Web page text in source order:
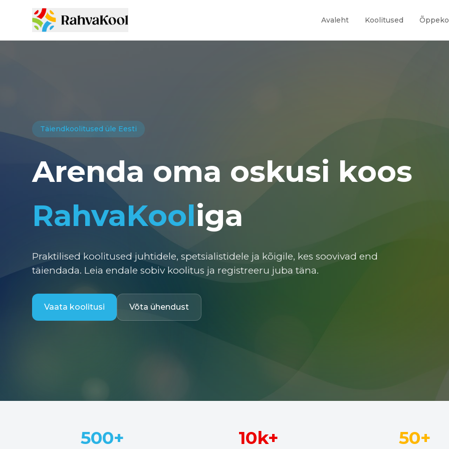
Avaleht Koolitused
Täiendkoolitused üle Eesti
Arenda oma oskusi koos
RahvaKooliga
Praktilised koolitused juhtidele, spetsialistidele ja kõigile, kes soovivad end
täiendada. Leia endale sobiv koolitus ja registreeru juba täna.
Vaata koolitusi Võta ühendust
500+ 10k+ 50+